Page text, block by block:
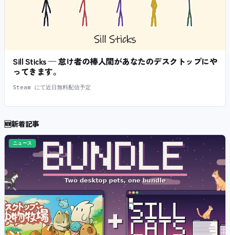
Sill Sticks — 怠け者の棒人間があなたのデスクトップにや
ってきます。
Steam にて近日無料配信予定
🆕新着記事
ニュース